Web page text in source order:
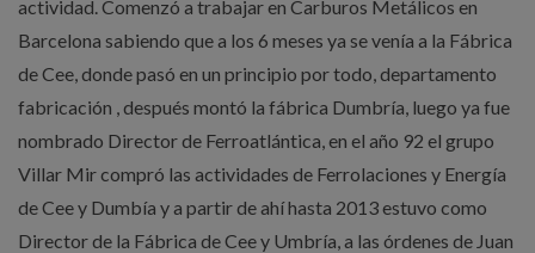
actividad. Comenzó a trabajar en Carburos Metálicos en
Barcelona sabiendo que a los 6 meses ya se venía a la Fábrica
de Cee, donde pasó en un principio por todo, departamento
fabricación , después montó la fábrica Dumbría, luego ya fue
nombrado Director de Ferroatlántica, en el año 92 el grupo
Villar Mir compró las actividades de Ferrolaciones y Energía
de Cee y Dumbía y a partir de ahí hasta 2013 estuvo como
Director de la Fábrica de Cee y Umbría, a las órdenes de Juan